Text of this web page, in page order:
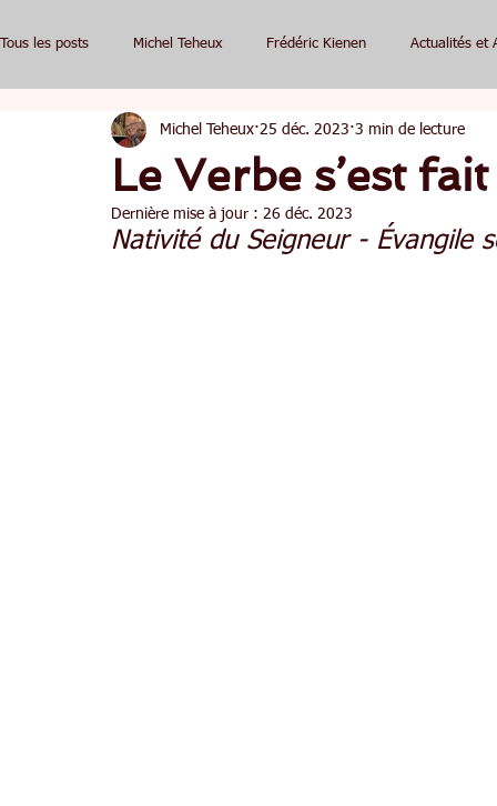
Tous les posts Michel Teheux Frédéric Kienen Actualités et
Le Verbe s’est
Michel Teheux 25 déc. 2023 3 min de lecture
Dernière mise à jour : 26 déc. 2023
Nativité du Seigneur - Évangile